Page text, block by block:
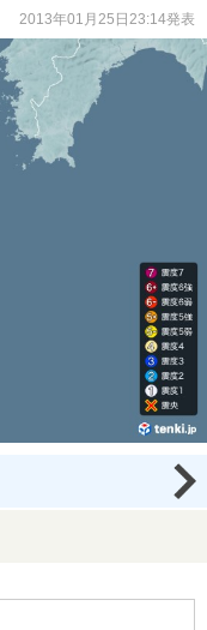
2013年01月25日23:14発表